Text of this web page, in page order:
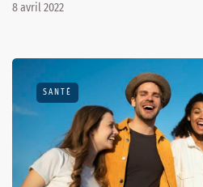
8 avril 2022
SANTÉ